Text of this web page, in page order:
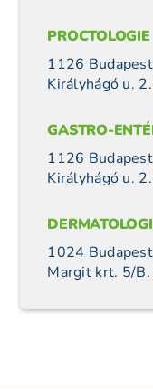
PROCTOLOGIE
1126
Királyhágó u.
GASTRO-
1126
Királyhágó u.
1024
Margit krt. 5/